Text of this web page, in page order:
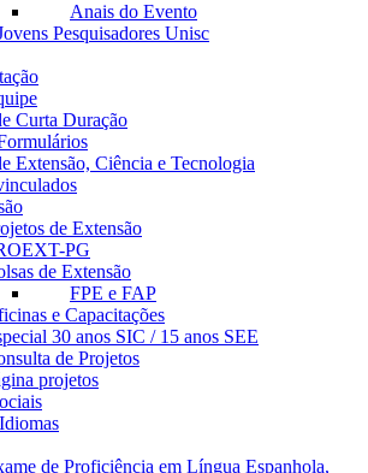
Anais do Evento
Pesquisadores Unisc
Curta Duração
Extensão, Ciência e Tecnologia
de Extensão
PG
de Extensão
FPE e FAP
e Capacitações
30 anos SIC / 15 anos SEE
de Projetos
projetos
de Proficiência em Língua Espanhola,